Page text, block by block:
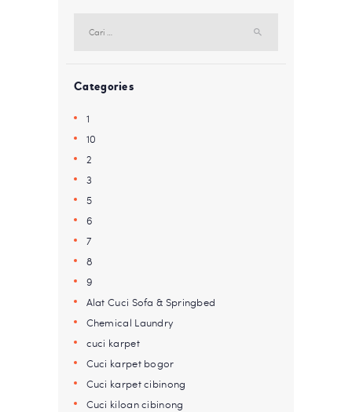
untuk:
Categories
1
10
2
3
5
6
7
8
9
Alat Cuci Sofa & Springbed
Chemical Laundry
cuci karpet
Cuci karpet bogor
Cuci karpet cibinong
Cuci kiloan cibinong